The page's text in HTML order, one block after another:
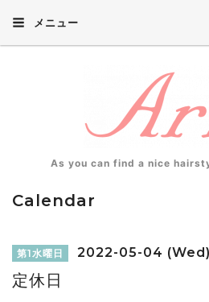
メニュー
As you can find a nice
Calendar
第1水曜日 2022-05-04 (Wed)
定休日